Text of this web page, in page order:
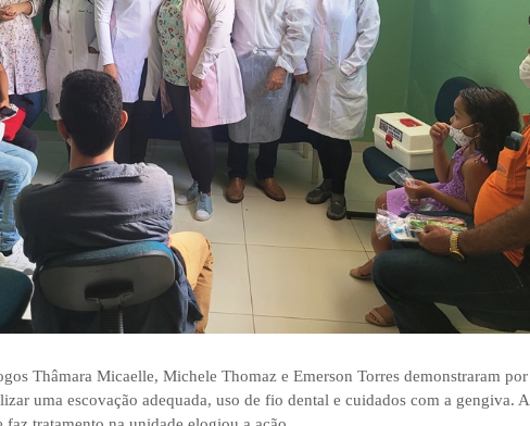
Thâmara Micaelle, Michele Thomaz e Emerson Torres demonstraram por
uma escovação adequada, uso de fio dental e cuidados com a gengiva. A